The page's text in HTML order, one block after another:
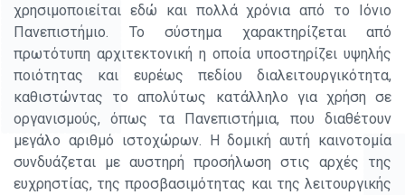
χρησιμοποιείται εδώ και πολλά χρόνια από το Ιόνιο
Πανεπιστήμιο. Το σύστημα χαρακτηρίζεται από
πρωτότυπη αρχιτεκτονική η οποία υποστηρίζει υψηλής
ποιότητας και ευρέως πεδίου διαλειτουργικότητα,
καθιστώντας το απολύτως κατάλληλο για χρήση σε
οργανισμούς, όπως τα Πανεπιστήμια, που διαθέτουν
μεγάλο αριθμό ιστοχώρων. Η δομική αυτή καινοτομία
συνδυάζεται με αυστηρή προσήλωση στις αρχές της
ευχρηστίας, της προσβασιμότητας και της λειτουργικής